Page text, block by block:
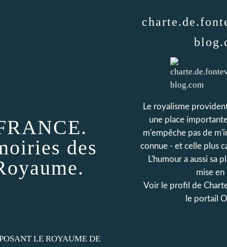
des
LE ROYAUME DE
Le royalisme
une place
m'empêche pas de
connue - et celle plus
L'humour a aussi sa
mise en
Voir le profil de
le portail